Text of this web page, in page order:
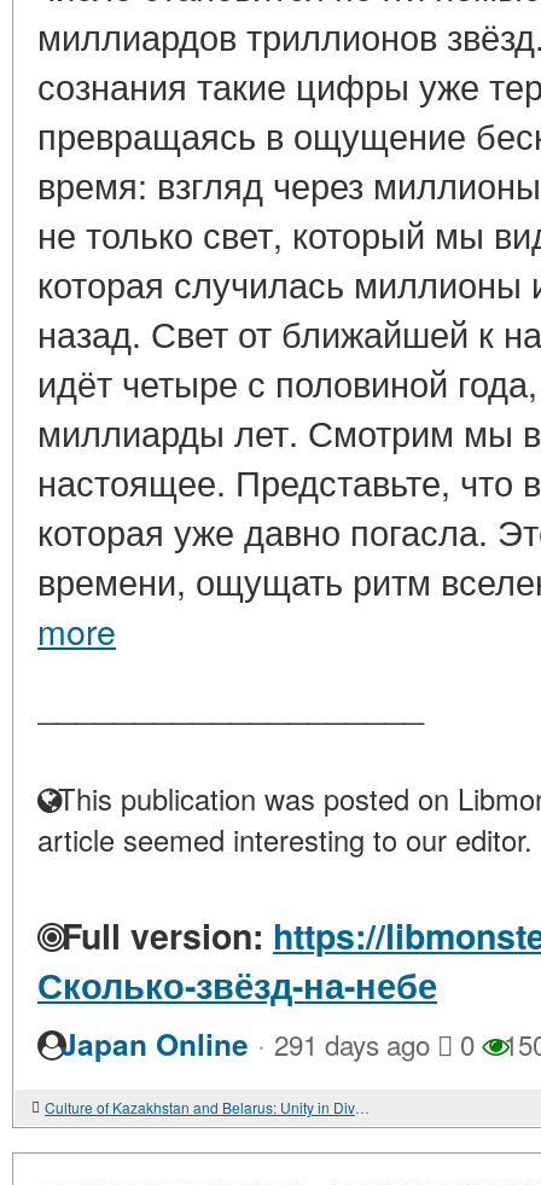
миллиардов триллионов
сознания такие цифры уже
превращаясь в ощущение
время: взгляд через
не только свет, который мы
которая случилась
назад. Свет от ближайшей к
идёт четыре с половиной
миллиарды лет. Смотрим мы
настоящее. Представьте, что
которая уже давно погасла.
времени, ощущать ритм
more
This publication was posted on
article seemed interesting to our editor.
Full version: https://
Сколько-звёзд-на-небе
Japan Online · 291 days ago 0
Culture of Kazakhstan and Belarus: Unity in Diversity